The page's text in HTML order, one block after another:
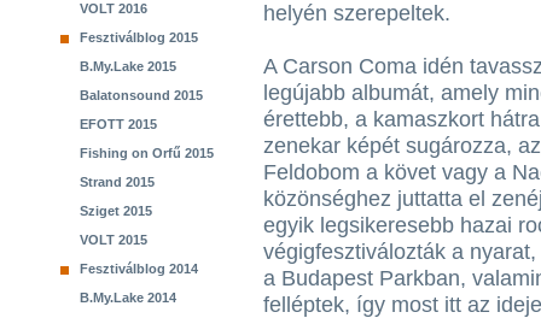
VOLT 2016
Fesztiválblog 2015
B.My.Lake 2015
Balatonsound 2015
EFOTT 2015
Fishing on Orfű 2015
Strand 2015
Sziget 2015
VOLT 2015
Fesztiválblog 2014
B.My.Lake 2014
helyén szerepeltek.
A Carson Coma idén
legújabb albumát, amely
érettebb, a kamaszkort
zenekar képét sugározza,
Feldobom a követ vagy a
közönséghez juttatta el
egyik legsikeresebb hazai
végigfesztiválozták a
a Budapest Parkban,
felléptek, így most itt az